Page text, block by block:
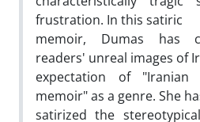
frustration. In this satiric
memoir, Dumas has
readers' unreal images of
expectation of "Iranian
memoir" as a genre. She
satirized the